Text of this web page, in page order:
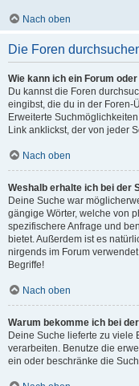
Nach oben
Die Foren
Wie kann ich ein Forum
Du kannst die Foren
eingibst, die du in der Foren-
Erweiterte
Link anklickst, der von jeder
Nach oben
Weshalb erhalte ich bei der
Deine Suche war
gängige Wörter, welche von
spezifischere Anfrage und
bietet. Außerdem ist es
nirgends im Forum
Begriffe!
Nach oben
Warum bekomme ich bei
Deine Suche lieferte zu viele
verarbeiten. Benutze die
ein oder beschränke die